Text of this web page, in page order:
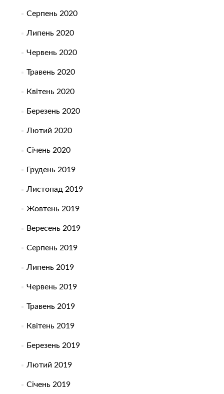
Серпень 2020
Липень 2020
Червень 2020
Травень 2020
Квітень 2020
Березень 2020
Лютий 2020
Січень 2020
Грудень 2019
Листопад 2019
Жовтень 2019
Вересень 2019
Серпень 2019
Липень 2019
Червень 2019
Травень 2019
Квітень 2019
Березень 2019
Лютий 2019
Січень 2019